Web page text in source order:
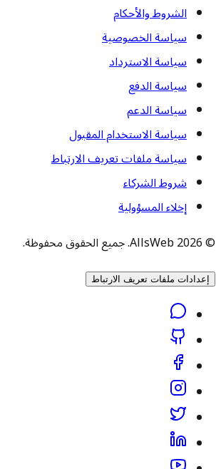
الشروط والأحكام
سياسة الخصوصية
سياسة الاسترداد
سياسة الدفع
سياسة الدعم
سياسة الاستخدام المقبول
سياسة ملفات تعريف الارتباط
شروط الشركاء
إخلاء المسؤولية
© 2026 AllsWeb. جميع الحقوق محفوظة.
إعدادات ملفات تعريف الارتباط